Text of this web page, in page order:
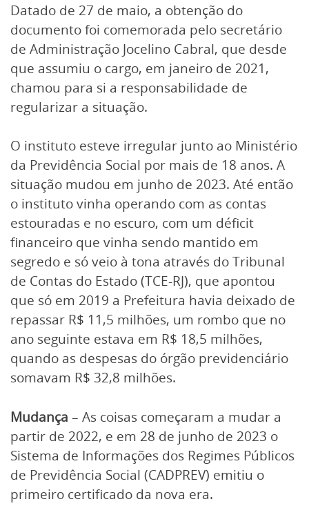
Datado de 27 de maio, a obtenção do
documento foi comemorada pelo secretário
de Administração Jocelino Cabral, que desde
que assumiu o cargo, em janeiro de 2021,
chamou para si a responsabilidade de
regularizar a situação.
O instituto esteve irregular junto ao Ministério
da Previdência Social por mais de 18 anos. A
situação mudou em junho de 2023. Até então
o instituto vinha operando com as contas
estouradas e no escuro, com um déficit
financeiro que vinha sendo mantido em
segredo e só veio à tona através do Tribunal
de Contas do Estado (TCE-RJ), que apontou
que só em 2019 a Prefeitura havia deixado de
repassar R$ 11,5 milhões, um rombo que no
ano seguinte estava em R$ 18,5 milhões,
quando as despesas do órgão previdenciário
somavam R$ 32,8 milhões.
Mudança – As coisas começaram a mudar a
partir de 2022, e em 28 de junho de 2023 o
Sistema de Informações dos Regimes Públicos
de Previdência Social (CADPREV) emitiu o
primeiro certificado da nova era.